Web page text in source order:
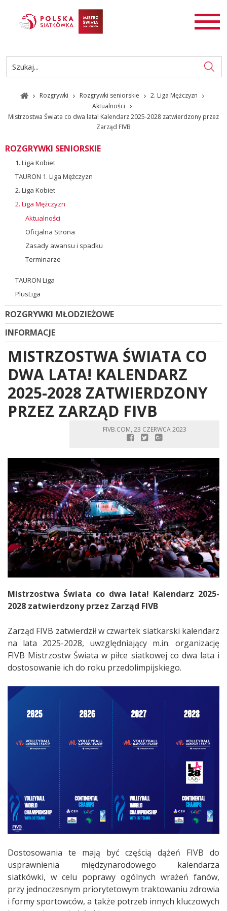
AKTUALNOŚCI
ROZGRYWKI
PL
EN
Rozgrywki Rozgrywki seniorskie
2. Liga Mężczyzn
Aktualności
Mistrzostwa Świata co dwa lata! Kalendarz 2025-2028 zatwierdzony przez
Zarząd FIVB
ROZGRYWKI SENIORSKIE
1. Liga Kobiet
TAURON 1. Liga Mężczyzn
2. Liga Kobiet
2. Liga Mężczyzn
Aktualności
Oficjalna Strona
Zasady awansu i spadku
Terminarze
TAURON Liga
PlusLiga
ROZGRYWKI MŁODZIEŻOWE
INFORMACJE
MISTRZOSTWA ŚWIATA CO
DWA LATA! KALENDARZ
2025-2028 ZATWIERDZONY
PRZEZ ZARZĄD FIVB
FIVB.COM, 23 CZERWCA 2023
Mistrzostwa Świata co dwa lata! Kalendarz 2025-
2028 zatwierdzony przez Zarząd FIVB
Zarząd FIVB zatwierdził w czwartek siatkarski kalendarz
na lata 2025-2028, uwzględniający m.in. organizację
FIVB Mistrzostw Świata w piłce siatkowej co dwa lata i
dostosowanie ich do roku przedolimpijskiego.
Dostosowania te mają być częścią dążeń FIVB do
usprawnienia międzynarodowego kalendarza
siatkówki, w celu poprawy ogólnych wrażeń fanów,
przy jednoczesnym priorytetowym traktowaniu zdrowia
i formy sportowców, a także potrzeb innych kluczowych